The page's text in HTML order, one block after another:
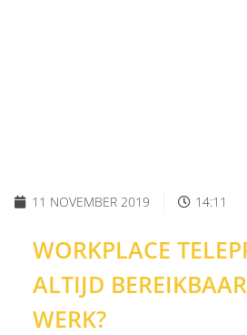
11 NOVEMBER 2019 14:11
WORKPLACE
ALTIJD
WERK?